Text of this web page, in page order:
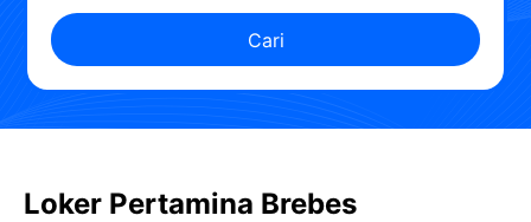
Cari
Loker Pertamina Brebes